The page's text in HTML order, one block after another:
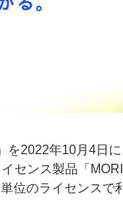
を2022年10月4日
センス製品「
位のライセンスで